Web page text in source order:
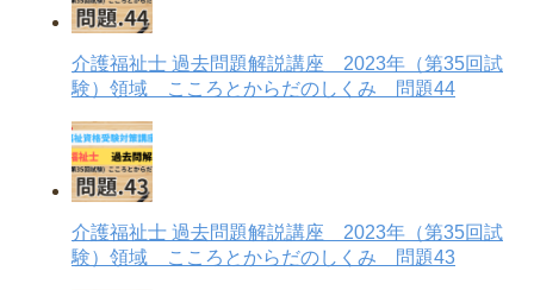
介護福祉士 過去問題解説講座 2023年（第35回試
験）領域 こころとからだのしくみ 問題44
介護福祉士 過去問題解説講座 2023年（第35回試
験）領域 こころとからだのしくみ 問題43